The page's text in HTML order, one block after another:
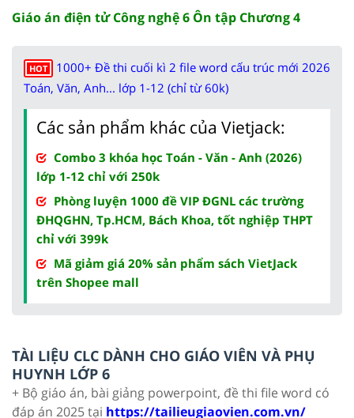
Giáo án điện tử Công nghệ 6 Ôn tập Chương 4
HOT
1000+ Đề thi cuối kì 2 file word cấu trúc mới 2026
Toán, Văn, Anh... lớp 1-12 (chỉ từ 60k)
Các sản phẩm khác của Vietjack:
Combo 3 khóa học Toán - Văn - Anh (2026)
lớp 1-12 chỉ với 250k
Phòng luyện 1000 đề VIP ĐGNL các trường
ĐHQGHN, Tp.HCM, Bách Khoa, tốt nghiệp THPT
chỉ với 399k
Mã giảm giá 20% sản phẩm sách VietJack
trên Shopee mall
TÀI LIỆU CLC DÀNH CHO GIÁO VIÊN VÀ PHỤ
HUYNH LỚP 6
+ Bộ giáo án, bài giảng powerpoint, đề thi file word có
đáp án 2025 tại https://tailieugiaovien.com.vn/